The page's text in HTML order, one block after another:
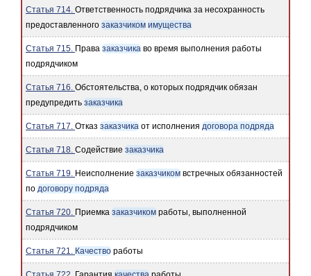
Статья 714. Ответственность подрядчика за несохранность
предоставленного заказчиком имущества
Статья 715. Права заказчика во время выполнения работы
подрядчиком
Статья 716. Обстоятельства, о которых подрядчик обязан
предупредить заказчика
Статья 717. Отказ заказчика от исполнения договора подряда
Статья 718. Содействие заказчика
Статья 719. Неисполнение заказчиком встречных обязанностей
по договору подряда
Статья 720. Приемка заказчиком работы, выполненной
подрядчиком
Статья 721. Качество работы